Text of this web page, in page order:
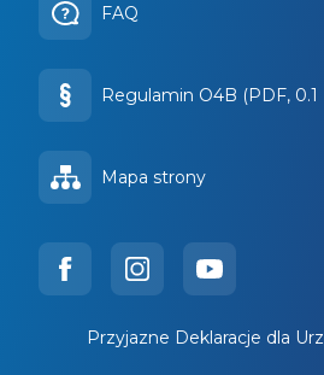
FAQ
Regulamin O4B (PDF, 0.1
Mapa strony
Przyjazne Deklaracje dla